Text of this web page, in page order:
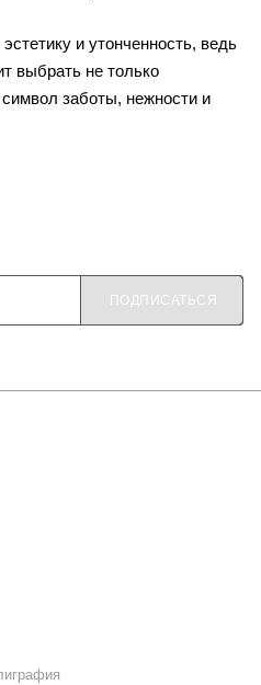
и утонченность, ведь
выбрать не только
заботы, нежности и
ПОДПИСАТЬСЯ